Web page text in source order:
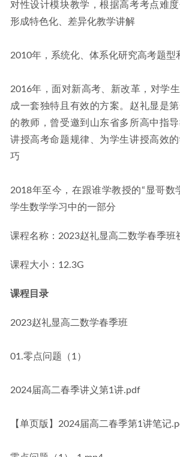
对性设计模块教学，根据高考考点难度
形成特色化、差异化教学讲解
2010年，系统化、体系化研究高考题型
2016年，面对新高考、新改革，对学
成一套独特且有效的方案。赵礼显是
的教师，曾受邀到山东省多所高中指
讲授高考命题规律、为学生讲授高效
巧
2018年至今，在跟谁学教授的“显哥数
学生数学学习中的一部分
课程名称：2023赵礼显高二数学春季班
课程大小：12.3G
课程目录
2023赵礼显高二数学春季班
01.零点问题（1）
2024届高二春季讲义第1讲.pdf
【单页版】2024届高二春季第1讲笔记